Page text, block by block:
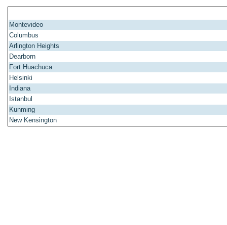
Montevideo
Columbus
Arlington Heights
Dearborn
Fort Huachuca
Helsinki
Indiana
Istanbul
Kunming
New Kensington